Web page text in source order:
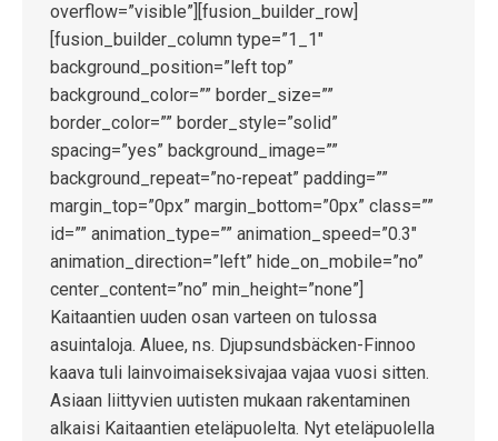
overflow=”visible”][fusion_builder_row]
[fusion_builder_column type=”1_1″
background_position=”left top”
background_color=”” border_size=””
border_color=”” border_style=”solid”
spacing=”yes” background_image=””
background_repeat=”no-repeat” padding=””
margin_top=”0px” margin_bottom=”0px” class=””
id=”” animation_type=”” animation_speed=”0.3″
animation_direction=”left” hide_on_mobile=”no”
center_content=”no” min_height=”none”]
Kaitaantien uuden osan varteen on tulossa
asuintaloja. Aluee, ns. Djupsundsbäcken-Finnoo
kaava tuli lainvoimaiseksivajaa vajaa vuosi sitten.
Asiaan liittyvien uutisten mukaan rakentaminen
alkaisi Kaitaantien eteläpuolelta. Nyt eteläpuolella